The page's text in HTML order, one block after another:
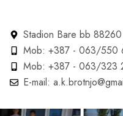
Stadion Bare bb
Mob: +387 - 063/550
Mob: +387 - 063/323
E-mail: